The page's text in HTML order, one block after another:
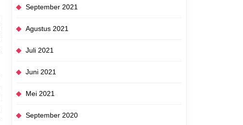
September 2021
Agustus 2021
Juli 2021
Juni 2021
Mei 2021
September 2020